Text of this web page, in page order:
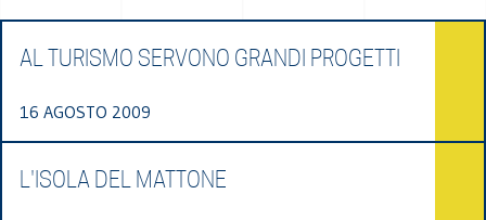
AL TURISMO SERVONO GRANDI PROGETTI
16 AGOSTO 2009
L'ISOLA DEL MATTONE